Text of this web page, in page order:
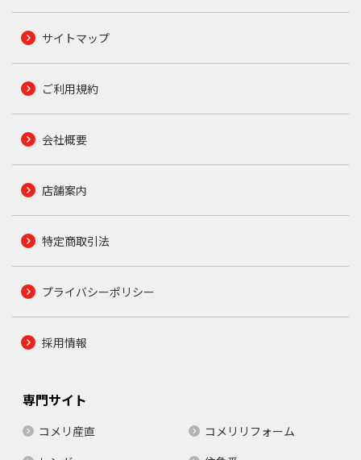
サイトマップ
ご利用規約
会社概要
店舗案内
特定商取引法
プライバシーポリシー
採用情報
専門サイト
コメリ産直
コメリリフォーム